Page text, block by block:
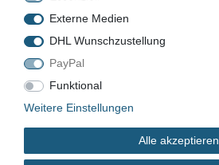
📞+49 3635 483304
✉️kontakt@benad24.de
Informationen
Kontakt
Versandkosten
Externe Medien
DHL Wunschzustellung
PayPal
Funktional
Weitere Einstellungen
Alle akzeptieren